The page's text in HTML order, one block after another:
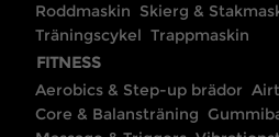
Roddmaskin Skierg &
Träningscykel Trappmaskin
FITNESS
Aerobics & Step-up brädor
Core & Balansträning